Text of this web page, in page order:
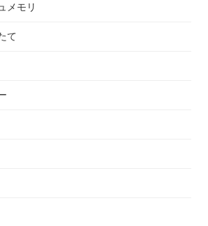
メモリ
て